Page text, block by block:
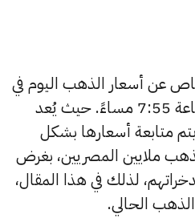
عن أسعار الذهب اليوم في
مصر الأثنين 13 أبريل الساعة 7:55 مساءً. حيث يُعد
متابعة أسعارها بشكل
ملايين المصريين، بغرض
لذلك في هذا المقال،
الحالي.